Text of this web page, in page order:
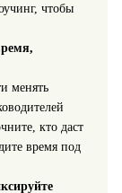
чтобы
менять
кто даст
время под